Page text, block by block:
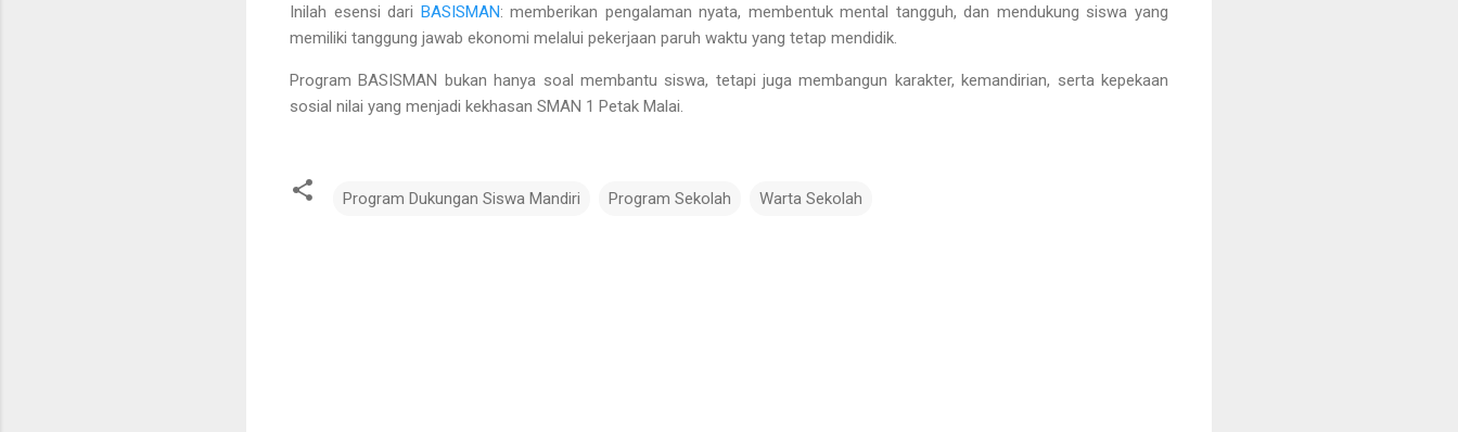
Inilah esensi dari BASISMAN:memberikan pengalaman nyata, membentuk mental tangguh, dan mendukung siswa yang
memiliki tanggung jawab ekonomi melalui pekerjaan paruh waktu yang tetap mendidik
Program BASISMAN bukan hanya soal membantu siswa, tetapi juga membangun karakter, kemandirian, serta kepekaan
sosial nilai yang menjadi kekhasan SMAN 1 Petak Malai.
Program Dukungan Siswa Mandiri Program Sekolah Warta Sekolah